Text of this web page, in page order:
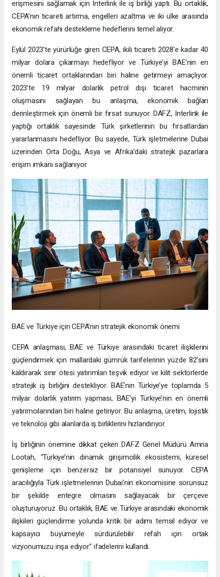
erişmesini sağlamak için Interlink ile iş birliği yaptı. Bu ortaklık,
CEPA’nın ticareti artırma, engelleri azaltma ve iki ülke arasında
ekonomik refahı destekleme hedeflerini temel alıyor.
Eylül 2023’te yürürlüğe giren CEPA, ikili ticareti 2028’e kadar 40
milyar dolara çıkarmayı hedefliyor ve Türkiye’yi BAE’nin en
önemli ticaret ortaklarından biri haline getirmeyi amaçlıyor.
2023’te 19 milyar dolarlık petrol dışı ticaret hacminin
oluşmasını sağlayan bu anlaşma, ekonomik bağları
derinleştirmek için önemli bir fırsat sunuyor. DAFZ, Interlink ile
yaptığı ortaklık sayesinde Türk şirketlerinin bu fırsatlardan
yararlanmasını hedefliyor. Bu sayede, Türk işletmelerine Dubai
üzerinden Orta Doğu, Asya ve Afrika’daki stratejik pazarlara
erişim imkanı sağlanıyor.
BAE ve Türkiye için CEPA’nın stratejik ekonomik önemi
CEPA anlaşması, BAE ve Türkiye arasındaki ticaret ilişkilerini
güçlendirmek için mallardaki gümrük tarifelerinin yüzde 82’sini
kaldırarak sınır ötesi yatırımları teşvik ediyor ve kilit sektörlerde
stratejik iş birliğini destekliyor. BAE’nin Türkiye’ye toplamda 5
milyar dolarlık yatırım yapması, BAE’yi Türkiye’nin en önemli
yatırımcılarından biri haline getiriyor. Bu anlaşma, üretim, lojistik
ve teknoloji gibi alanlarda iş birliklerini hızlandırıyor.
İş birliğinin önemine dikkat çeken DAFZ Genel Müdürü Amna
Lootah, “Türkiye’nin dinamik girişimcilik ekosistemi, küresel
genişleme için benzersiz bir potansiyel sunuyor. CEPA
aracılığıyla Türk işletmelerinin Dubai’nin ekonomisine sorunsuz
bir şekilde entegre olmasını sağlayacak bir çerçeve
oluşturuyoruz. Bu ortaklık, BAE ve Türkiye arasındaki ekonomik
ilişkileri güçlendirme yolunda kritik bir adımı temsil ediyor ve
kapsayıcı büyümeyle sürdürülebilir refah için ortak
vizyonumuzu inşa ediyor.” ifadelerini kullandı.